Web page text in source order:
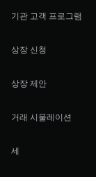
기관 고객 프로그램
상장 신청
상장 제안
거래 시물레이션
세